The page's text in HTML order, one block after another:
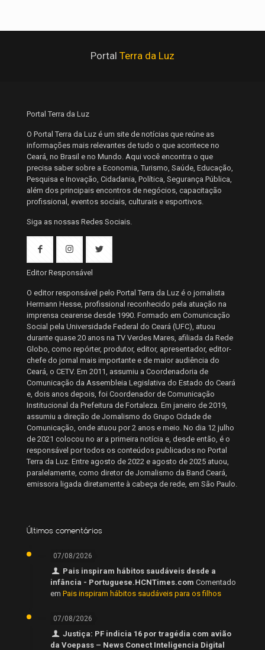
Portal Terra da Luz
Portal Terra da Luz
O Portal Terra da Luz é um site de notícias que reúne as
informações mais relevantes de tudo o que acontece no
Ceará, no Brasil e no Mundo. Aqui você encontra o que
precisa saber sobre a Economia, Turismo, Saúde, Educação,
Pesquisa e Inovação, Cidadania, Política, Segurança Pública,
além dos principais encontros de negócios, capacitação
profissional, eventos sociais, culturais e esportivos.
Siga as nossas Redes Sociais.
Editor Responsável
O editor responsável pelo Portal Terra da Luz é o jornalista
Hermann Hesse, profissional reconhecido pela atuação na
imprensa cearense desde 1990. Formado em Comunicação
Social pela Universidade Federal do Ceará (UFC), atuou
durante quase 20 anos na TV Verdes Mares, afiliada da Rede
Globo, como repórter, produtor, editor, apresentador, editor-
chefe do jornal mais importante e de maior audiência do
Ceará, o CETV. Em 2011, assumiu a Coordenadoria de
Comunicação da Assembleia Legislativa do Estado do Ceará
e, dois anos depois, foi Coordenador de Comunicação
Institucional da Prefeitura de Fortaleza. Em janeiro de 2019,
assumiu a direção de Jornalismo do Grupo Cidade de
Comunicação, onde atuou por 2 anos e meio. No dia 12 julho
de 2021 colocou no ar a primeira notícia e, desde então, é o
responsável por todos os conteúdos publicados no Portal
Terra da Luz. Entre agosto de 2022 e agosto de 2025 atuou,
paralelamente, como diretor de Jornalismo da Band Ceará,
emissora ligada diretamente à cabeça de rede, em São Paulo.
Últimos comentários
07/08/2026
Pais inspiram hábitos saudáveis desde a
infância - Portuguese.HCNTimes.com Comentado
em Pais inspiram hábitos saudáveis para os filhos
07/08/2026
Justiça: PF indicia 16 por tragédia com avião
da Voepass – News Conect Inteligencia Digital